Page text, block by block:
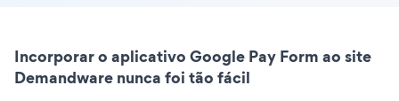
Incorporar o aplicativo Google Pay Form ao site
Demandware nunca foi tão fácil